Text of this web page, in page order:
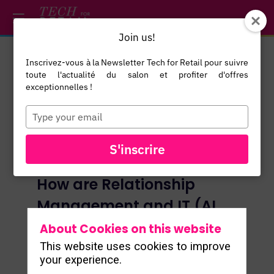
How are Relationship
Management and IT (AI,
CRM Media...) renewing
Caroline Dassié- Directrice Exécutive
About Cookies on this website
This website uses cookies to improve
your experience.
*/
Join us!
Inscrivez-vous à la Newsletter Tech for Retail pour suivre
toute l'actualité du salon et profiter d'offres
exceptionnelles !
Type
your
email
S'inscrire